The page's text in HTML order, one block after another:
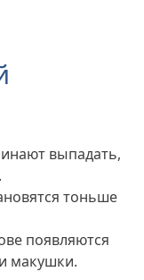
выпадать,
тоньше
появляются
макушки.